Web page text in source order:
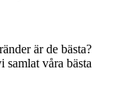
är de bästa?
samlat våra bästa